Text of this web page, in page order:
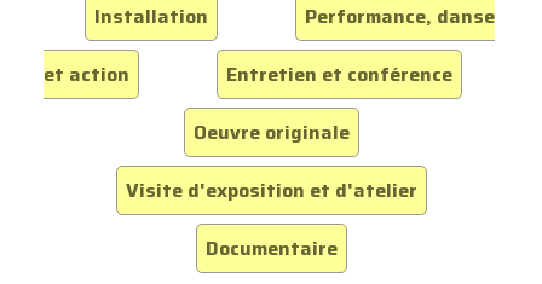
Installation
Performance, danse
et action
Entretien et conférence
Oeuvre originale
Visite d'exposition et d'atelier
Documentaire